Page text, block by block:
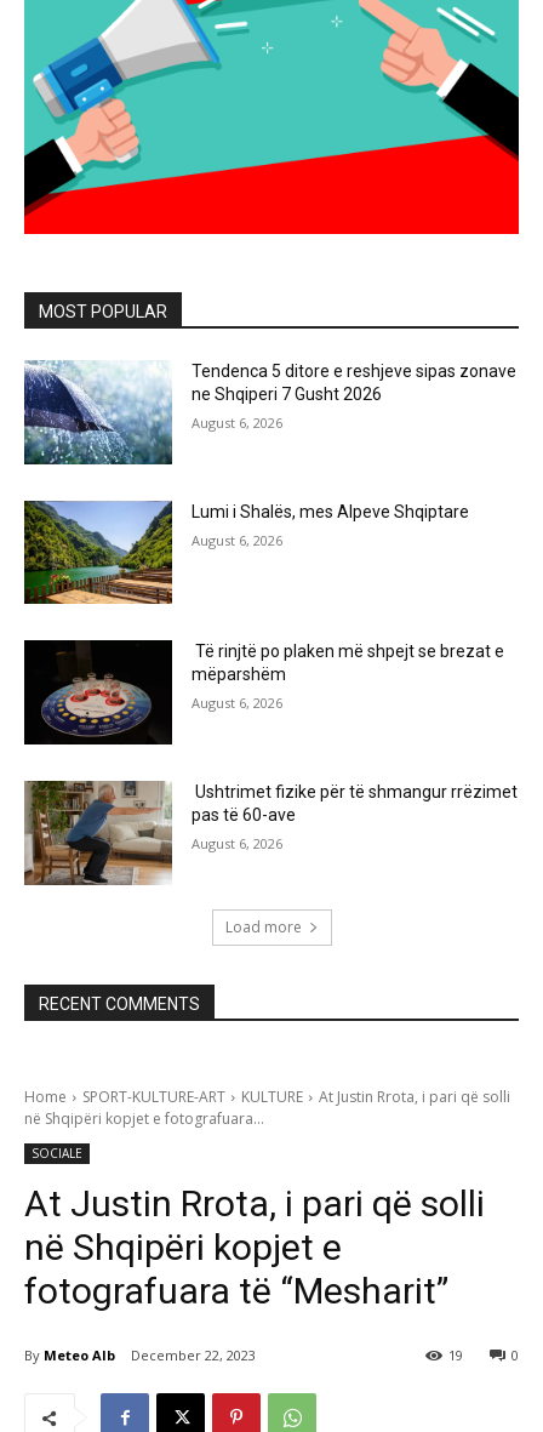
MOST POPULAR
Tendenca 5 ditore e reshjeve sipas zonave
ne Shqiperi 7 Gusht 2026
August 6, 2026
Lumi i Shalës, mes Alpeve Shqiptare
August 6, 2026
Të rinjtë po plaken më shpejt se brezat e
mëparshëm
August 6, 2026
Ushtrimet fizike për të shmangur rrëzimet
pas të 60-ave
August 6, 2026
Load more
RECENT COMMENTS